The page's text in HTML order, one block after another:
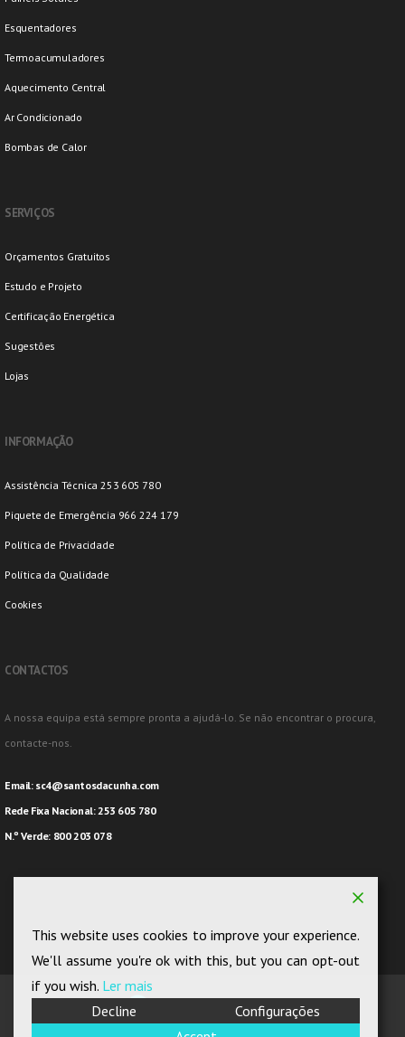
Esquentadores
Termoacumuladores
Aquecimento Central
Ar Condicionado
Bombas de Calor
SERVIÇOS
Orçamentos Gratuitos
Estudo e Projeto
Certificação Energética
Sugestões
Lojas
INFORMAÇÃO
Assistência Técnica 253 605 780
Piquete de Emergência 966 224 179
Política de Privacidade
Política da Qualidade
Cookies
CONTACTOS
A nossa equipa está sempre pronta a ajudá-lo. Se não encontrar o procura,
contacte-nos.
Email: sc4@santosdacunha.com
Rede Fixa Nacional: 253 605 780
N.º Verde: 800 203 078
This website uses cookies to improve your experience.
We'll assume you're ok with this, but you can opt-out
if you wish. Ler mais
Decline
Configurações